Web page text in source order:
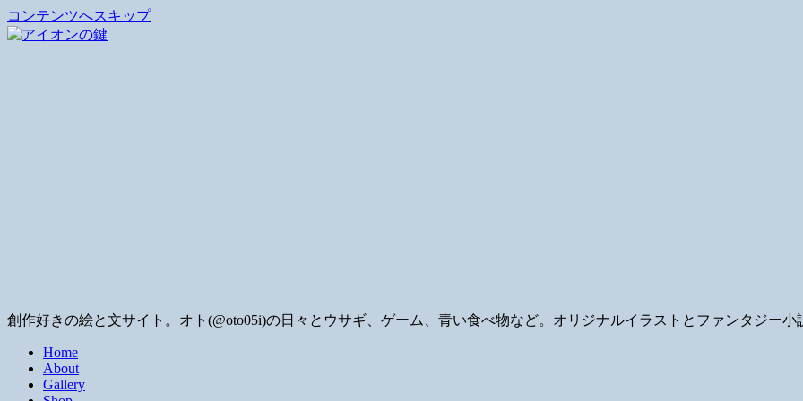
コンテンツへスキップ
創作好きの絵と文サイト。オト(@oto05i)の日々とウサギ、ゲーム、青い食べ物など。オリジナルイラストとファンタジー小
Home
About
Gallery